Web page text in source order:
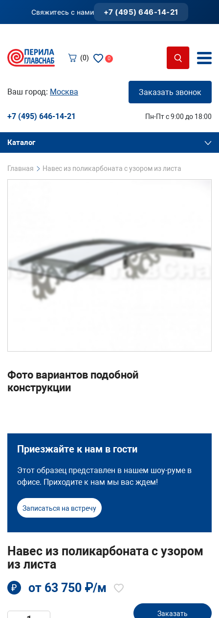
Свяжитесь с нами +7 (495) 646-14-21
(0) 0
Ваш город: Москва Заказать звонок
+7 (495) 646-14-21 Пн-Пт с 9:00 до 18:00
Каталог
Главная Навес из поликарбоната с узором из листа
Фото вариантов подобной
конструкции
Приезжайте к нам в гости
Этот образец представлен в нашем шоу-руме в
офисе. Приходите к нам мы вас ждем!
Записаться на встречу
Навес из поликарбоната с узором
из листа
₽ от 63 750 ₽/м
Заказать